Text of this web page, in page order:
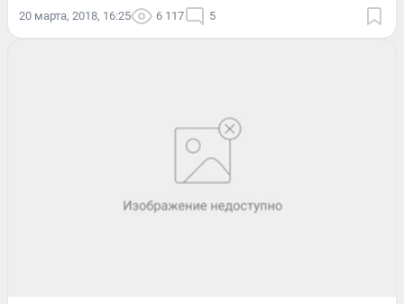
20 марта, 2018, 16:25 6 117 5